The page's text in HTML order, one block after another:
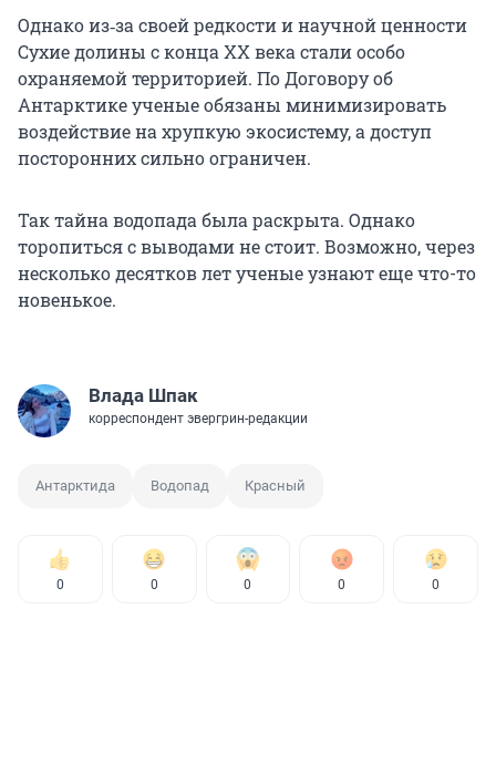
Однако из‑за своей редкости и научной ценности
Сухие долины с конца XX века стали особо
охраняемой территорией. По Договору об
Антарктике ученые обязаны минимизировать
воздействие на хрупкую экосистему, а доступ
посторонних сильно ограничен.
Так тайна водопада была раскрыта. Однако
торопиться с выводами не стоит. Возможно, через
несколько десятков лет ученые узнают еще что-то
новенькое.
Влада Шпак
корреспондент эвергрин-редакции
Антарктида Водопад Красный
0 0 0 0 0